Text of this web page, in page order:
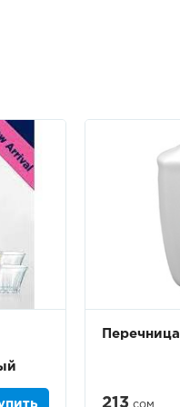
Перечница
213 сом